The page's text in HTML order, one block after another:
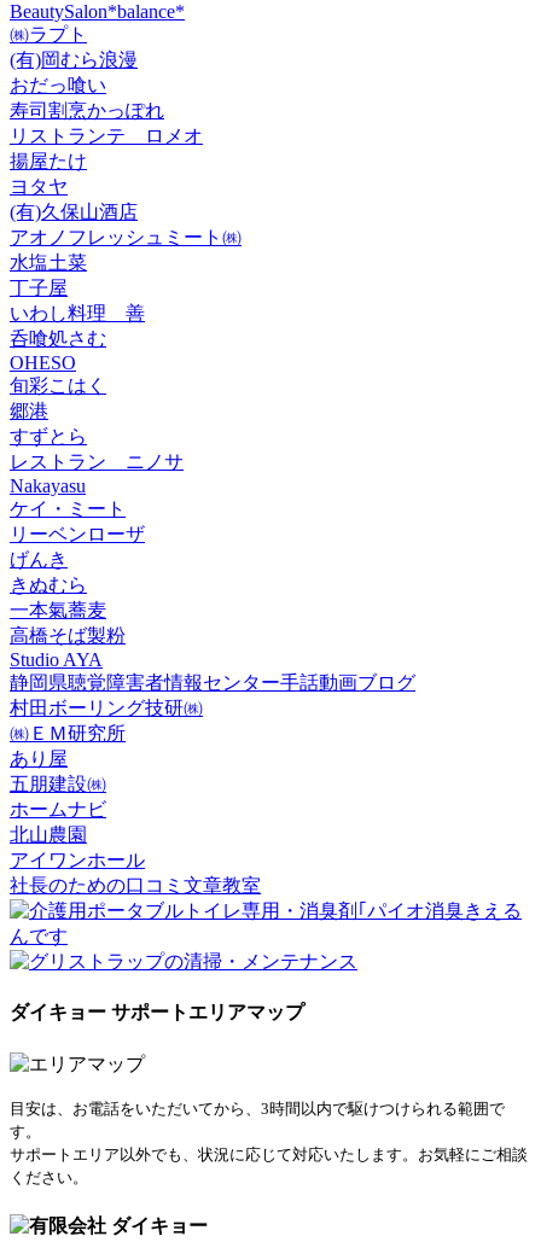
BeautySalon*balance*
㈱ラプト
(有)岡むら浪漫
おだっ喰い
寿司割烹かっぽれ
リストランテ ロメオ
揚屋たけ
ヨタヤ
(有)久保山酒店
アオノフレッシュミート㈱
水塩土菜
丁子屋
いわし料理 善
呑喰処さむ
OHESO
旬彩こはく
郷港
すずとら
レストラン ニノサ
Nakayasu
ケイ・ミート
リーベンローザ
げんき
きぬむら
一本氣蕎麦
高橋そば製粉
Studio AYA
静岡県聴覚障害者情報センター手話動画ブログ
村田ボーリング技研㈱
㈱ＥＭ研究所
あり屋
五朋建設㈱
ホームナビ
北山農園
アイワンホール
社長のための口コミ文章教室
ダイキョー サポートエリアマップ
目安は、お電話をいただいてから、3時間以内で駆けつけられる範囲で
す。
サポートエリア以外でも、状況に応じて対応いたします。お気軽にご相談
ください。